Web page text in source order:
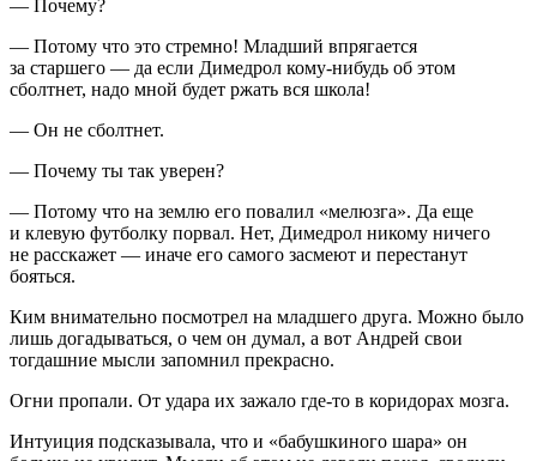
— Почему?
— Потому что это стремно! Младший впрягается
за старшего — да если Димедрол кому-нибудь об этом
сболтнет, надо мной будет ржать вся школа!
— Он не сболтнет.
— Почему ты так уверен?
— Потому что на землю его повалил «мелюзга». Да еще
и клевую футболку порвал. Нет, Димедрол никому ничего
не расскажет — иначе его самого засмеют и перестанут
бояться.
Ким внимательно посмотрел на младшего друга. Можно было
лишь догадываться, о чем он думал, а вот Андрей свои
тогдашние мысли запомнил прекрасно.
Огни пропали. От удара их зажало где-то в коридорах мозга.
Интуиция подсказывала, что и «бабушкиного шара» он